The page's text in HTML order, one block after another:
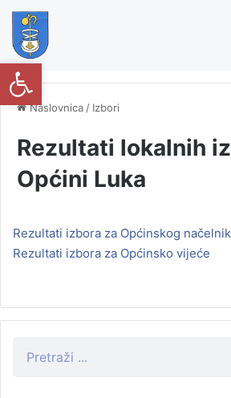
Naslovnica / Izbori
Rezultati lokalnih
Općini Luka
Rezultati izbora za Općinskog
Rezultati izbora za Općinsko vijeće
Open toolbar